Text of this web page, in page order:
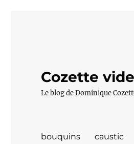
Cozette
Le blog de Dominique
bouquins caustic